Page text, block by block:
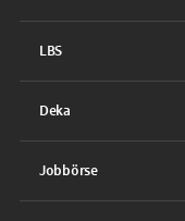
LBS
Deka
Jobbörse